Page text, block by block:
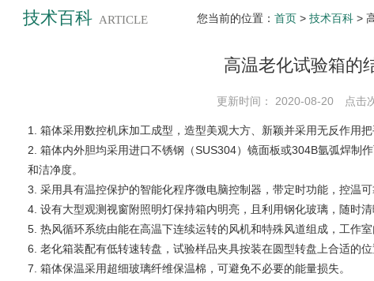
技术百科 ARTICLE 您当前的位置： 首页 > 技术百科 >
高温老化试验箱的
更新时间： 2020-08-20 点击
1. 箱体采用数控机床加工成型，造型美观大方、新颖并采用无反作用把
2. 箱体内外胆均采用进口不锈钢（SUS304）镜面板或304B氩弧焊制
和洁净度。
3. 采用具有温控保护的智能化程序微电脑控制器，带定时功能，控温
4. 设有大型观测视窗附照明灯保持箱内明亮，且利用钢化玻璃，随时清
5. 热风循环系统由能在高温下连续运转的风机和特殊风道组成，工作室
6. 老化箱装配有低转速转盘，试验样品夹具按装在圆型转盘上合适的位
7. 箱体保温采用超细玻璃纤维保温棉，可避免不必要的能量损失。